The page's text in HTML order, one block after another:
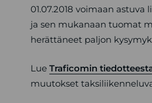
01.07.2018 voimaan astuva
ja sen mukanaan tuomat
herättäneet paljon
Lue Traficomin
muutokset